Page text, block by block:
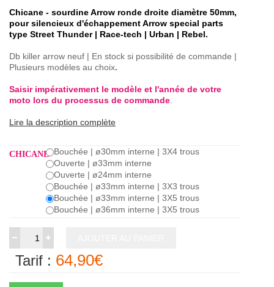
Chicane - sourdine Arrow ronde droite diamètre 50mm,
pour silencieux d'échappement Arrow special parts
type Street Thunder | Race-tech | Urban | Rebel.
Db killer arrow neuf | En stock si possibilité de commande |
Plusieurs modèles au choix.
Saisir impérativement le modèle et l'année de votre
moto lors du processus de commande.
Lire la description complète
CHICANE Bouchée | ø30mm interne | 3X4 trous
Ouverte | ø33mm interne
Ouverte | ø24mm interne
Bouchée | ø33mm interne | 3X3 trous
Bouchée | ø33mm interne | 3X5 trous
Bouchée | ø36mm interne | 3X5 trous
Tarif : 64,90€